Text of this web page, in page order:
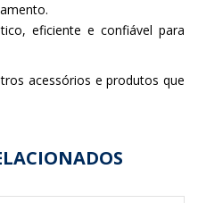
eficiente e confiável para
acessórios e produtos que